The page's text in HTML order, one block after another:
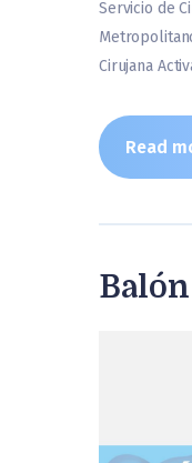
Servicio de
Cirujana
Read